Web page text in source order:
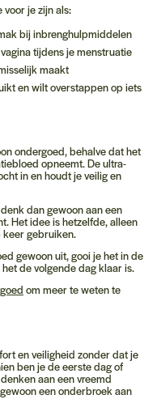
je zijn als:
bij inbrenghulpmiddelen
tijdens je menstruatie
maakt
en wilt overstappen op iets
ondergoed, behalve dat het
opneemt. De ultra-
in en houdt je veilig en
dan gewoon aan een
Het idee is hetzelfde, alleen
keer gebruiken.
gewoon uit, gooi je het in de
de volgende dag klaar is.
om meer te weten te
en veiligheid zonder dat je
ben je de eerste dag of
aan een vreemd
een onderbroek aan